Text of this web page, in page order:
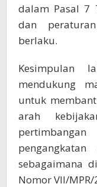
dalam Pasal 7
dan
berlaku.
Kesimpulan
mendukung
untuk
arah
sebagaimana
Nomor VII/MPR/